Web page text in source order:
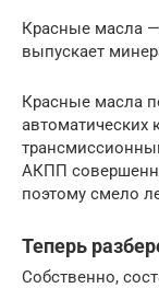
Красные масла —
выпускает
Красные масла
автоматических
АКПП
поэтому смело
Теперь
Собственно,